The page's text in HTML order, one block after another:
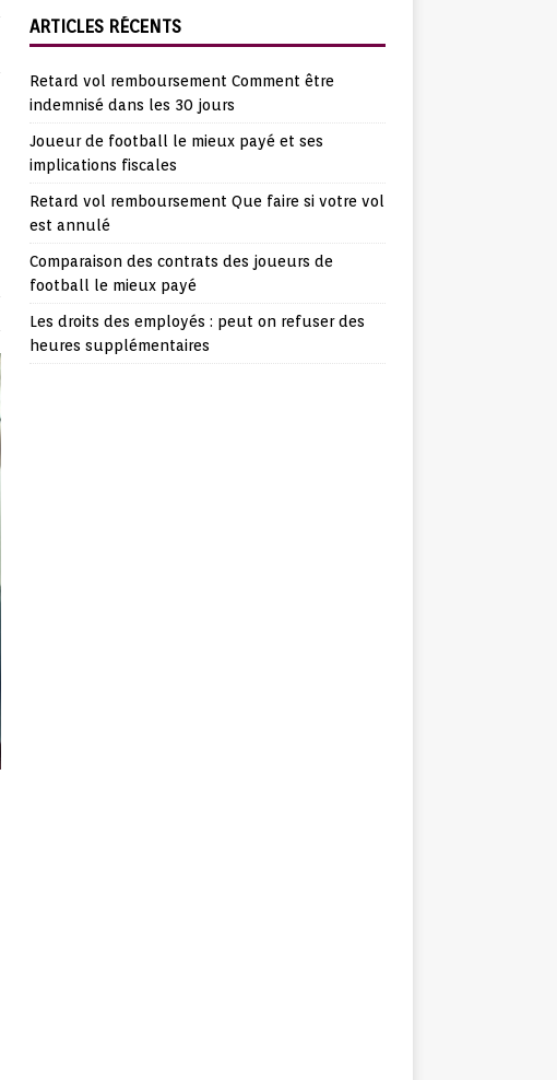
ARTICLES RÉCENTS
Retard vol remboursement Comment être
indemnisé dans les 30 jours
Joueur de football le mieux payé et ses
implications fiscales
Retard vol remboursement Que faire si votre vol
est annulé
Comparaison des contrats des joueurs de
football le mieux payé
Les droits des employés : peut on refuser des
heures supplémentaires